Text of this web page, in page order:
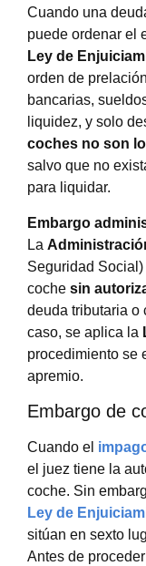
Cuando una
puede ordenar el
Ley de
orden de
bancarias,
liquidez, y solo
coches no son
salvo que no
para liquidar.
Embargo
La
Seguridad
coche sin
deuda tributaria o
caso, se aplica la
procedimiento se
apremio.
Embargo de
Cuando el
el juez tiene la
coche. Sin
Ley de
sitúan en sexto
Antes de